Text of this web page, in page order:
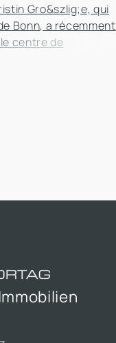
Gro&szlig;e, qui
Bonn, a récemment
centre de
de Kerpen-Horrem
passionnante
à l'efficacité